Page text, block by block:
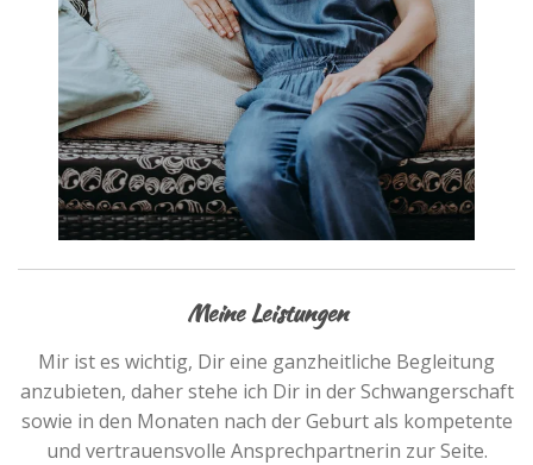
Meine Leistungen
Mir ist es wichtig, Dir eine ganzheitliche Begleitung
anzubieten, daher stehe ich Dir in der Schwangerschaft
sowie in den Monaten nach der Geburt als kompetente
und vertrauensvolle Ansprechpartnerin zur Seite.